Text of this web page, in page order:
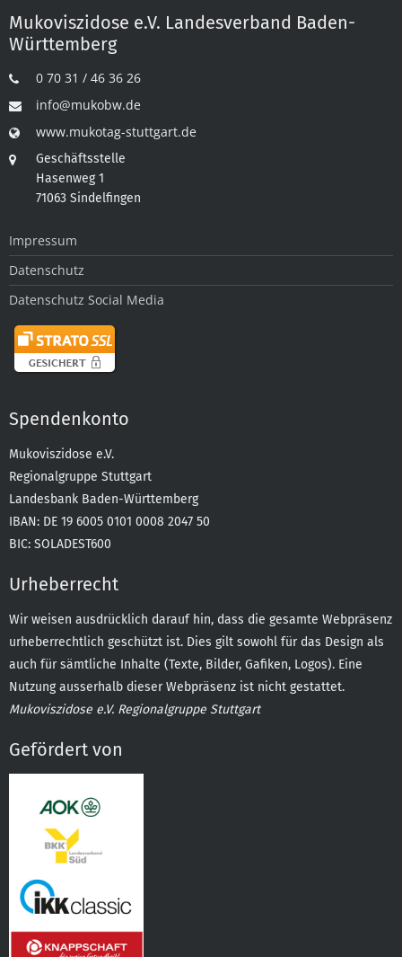
Mukoviszidose e.V. Landesverband Baden-
Württemberg
0 70 31 / 46 36 26
info@mukobw.de
www.mukotag-stuttgart.de
Geschäftsstelle
Hasenweg 1
71063 Sindelfingen
Impressum
Datenschutz
Datenschutz Social Media
Spendenkonto
Mukoviszidose e.V.
Regionalgruppe Stuttgart
Landesbank Baden-Württemberg
IBAN: DE 19 6005 0101 0008 2047 50
BIC: SOLADEST600
Urheberrecht
Wir weisen ausdrücklich darauf hin, dass die gesamte Webpräsenz
urheberrechtlich geschützt ist. Dies gilt sowohl für das Design als
auch für sämtliche Inhalte (Texte, Bilder, Gafiken, Logos). Eine
Nutzung ausserhalb dieser Webpräsenz ist nicht gestattet.
Mukoviszidose e.V. Regionalgruppe Stuttgart
Gefördert von